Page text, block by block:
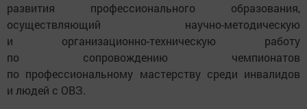
развития профессионального образования,
осуществляющий научно-методическую
и организационно-техническую работу
по сопровождению чемпионатов
по профессиональному мастерству среди инвалидов
и людей с ОВЗ.